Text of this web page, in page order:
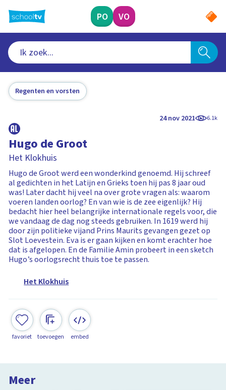
naar
hoofdinhoud
PO VO
Regenten en vorsten
24 nov 2021 6.1k
Hugo de Groot
Het Klokhuis
Hugo de Groot werd een wonderkind genoemd. Hij schreef
al gedichten in het Latijn en Grieks toen hij pas 8 jaar oud
was! Later dacht hij veel na over grote vragen als: waarom
voeren landen oorlog? En van wie is de zee eigenlijk? Hij
bedacht hier heel belangrijke internationale regels voor, die
we vandaag de dag nog steeds gebruiken. In 1619 werd hij
door zijn politieke vijand Prins Maurits gevangen gezet op
Slot Loevestein. Eva is er gaan kijken en komt erachter hoe
dat is afgelopen. En de Familie Amin probeert in een sketch
Hugo’s oorlogsrecht thuis toe te passen.
Het Klokhuis
favoriet toevoegen embed
Meer